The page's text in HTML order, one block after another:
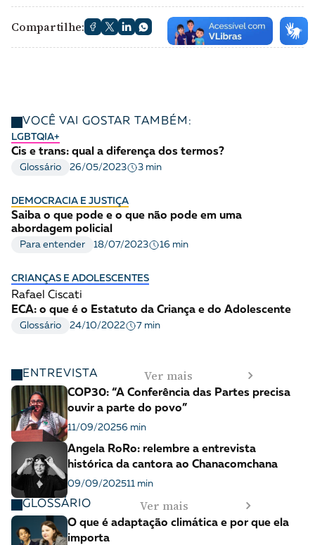
Compartilhe:
VOCÊ VAI GOSTAR TAMBÉM:
LGBTQIA+
Cis e trans: qual a diferença dos termos?
Glossário 26/05/2023 3 min
DEMOCRACIA E JUSTIÇA
Saiba o que pode e o que não pode em uma
abordagem policial
Para entender 18/07/2023 16 min
CRIANÇAS E ADOLESCENTES
Rafael Ciscati
ECA: o que é o Estatuto da Criança e do Adolescente
Glossário 24/10/2022 7 min
ENTREVISTA Ver mais
COP30: “A Conferência das Partes precisa
ouvir a parte do povo”
11/09/20256 min
Angela RoRo: relembre a entrevista
histórica da cantora ao Chanacomchana
09/09/202511 min
GLOSSÁRIO Ver mais
O que é adaptação climática e por que ela
importa